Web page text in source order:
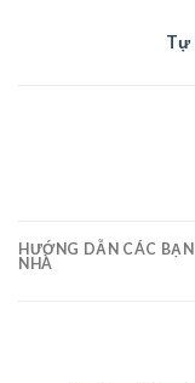
Tự
HƯỚNG DẪN CÁC
NHÀ